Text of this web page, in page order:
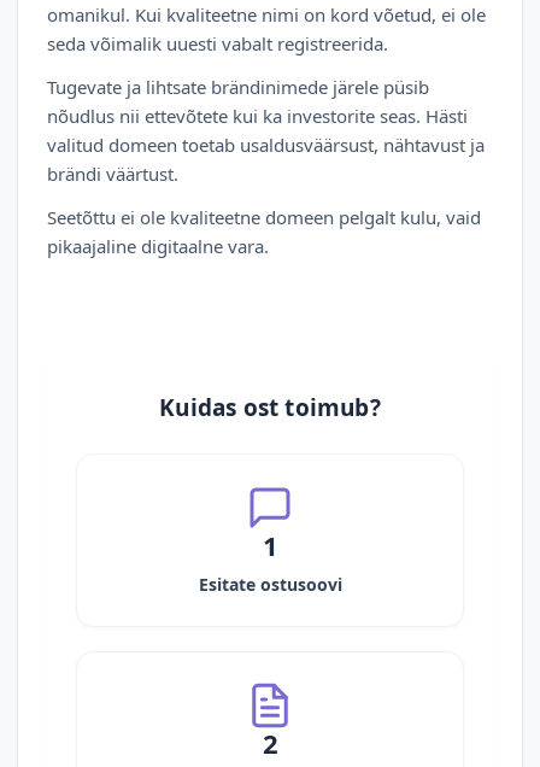
omanikul. Kui kvaliteetne nimi on kord võetud, ei ole
seda võimalik uuesti vabalt registreerida.
Tugevate ja lihtsate brändinimede järele püsib
nõudlus nii ettevõtete kui ka investorite seas. Hästi
valitud domeen toetab usaldusväärsust, nähtavust ja
brändi väärtust.
Seetõttu ei ole kvaliteetne domeen pelgalt kulu, vaid
pikaajaline digitaalne vara.
Kuidas ost toimub?
1
Esitate ostusoovi
2